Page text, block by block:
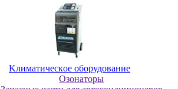
Kлимaтичecкoe oбopудoвaниe
Oзoнaтopы